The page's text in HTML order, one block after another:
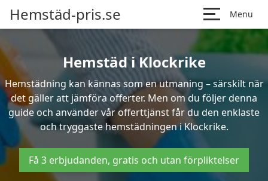
Hemstäd-pris.se Menu
Hemstäd i Klockrike
Hemstädning kan kännas som en utmaning – särskilt när
det gäller att jämföra offerter. Men om du följer denna
guide och använder vår offerttjänst får du den enklaste
och tryggaste hemstädningen i Klockrike.
Få 3 erbjudanden, gratis och utan förpliktelser